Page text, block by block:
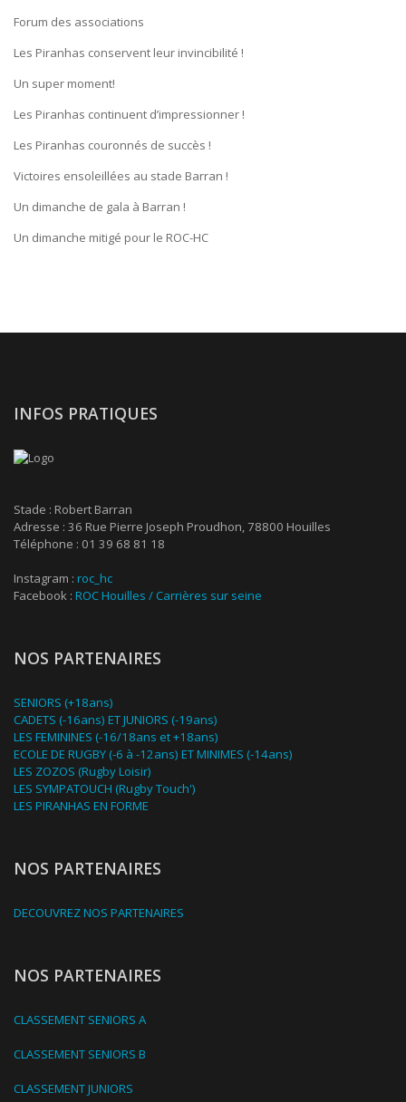
Forum des associations
Les Piranhas conservent leur invincibilité !
Un super moment!
Les Piranhas continuent d’impressionner !
Les Piranhas couronnés de succès !
Victoires ensoleillées au stade Barran !
Un dimanche de gala à Barran !
Un dimanche mitigé pour le ROC-HC
INFOS PRATIQUES
Stade : Robert Barran
Adresse : 36 Rue Pierre Joseph Proudhon, 78800 Houilles
Téléphone : 01 39 68 81 18
Instagram : roc_hc
Facebook : ROC Houilles / Carrières sur seine
NOS PARTENAIRES
SENIORS (+18ans)
CADETS (-16ans) ET JUNIORS (-19ans)
LES FEMININES (-16/18ans et +18ans)
ECOLE DE RUGBY (-6 à -12ans) ET MINIMES (-14ans)
LES ZOZOS (Rugby Loisir)
LES SYMPATOUCH (Rugby Touch')
LES PIRANHAS EN FORME
NOS PARTENAIRES
DECOUVREZ NOS PARTENAIRES
NOS PARTENAIRES
CLASSEMENT SENIORS A
CLASSEMENT SENIORS B
CLASSEMENT JUNIORS